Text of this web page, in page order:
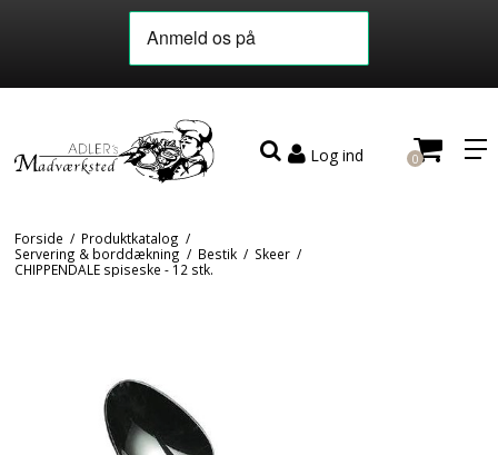
Log ind 0
Forside / Produktkatalog /
Servering & borddækning / Bestik / Skeer /
CHIPPENDALE spiseske - 12 stk.